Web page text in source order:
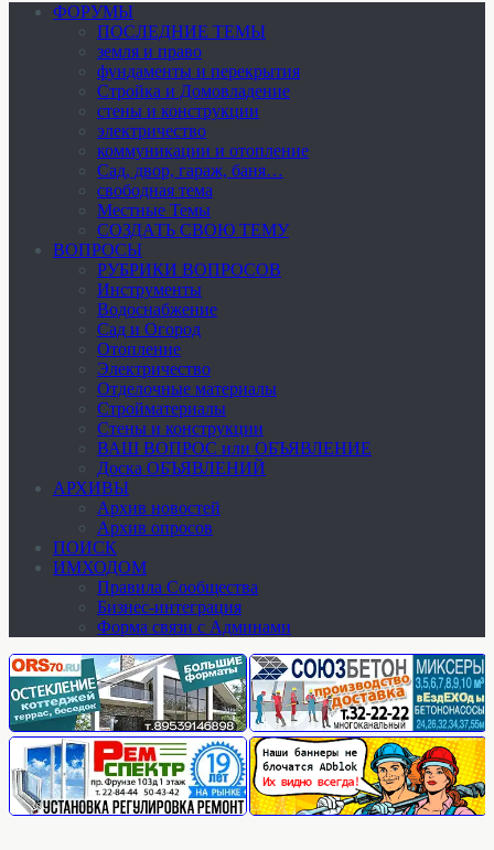
ФОРУМЫ
ПОСЛЕДНИЕ ТЕМЫ
земля и право
фундаменты и перекрытия
Стройка и Домовладение
стены и конструкции
электричество
коммуникации и отопление
Cад, двор, гараж, баня…
свободная тема
Местные Темы
СОЗДАТЬ СВОЮ ТЕМУ
ВОПРОСЫ
РУБРИКИ ВОПРОСОВ
Инструменты
Водоснабжение
Сад и Огород
Отопление
Электричество
Отделочные материалы
Стройматериалы
Стены и конструкции
ВАШ ВОПРОС или ОБЪЯВЛЕНИЕ
Доска ОБЪЯВЛЕНИЙ
АРХИВЫ
Архив новостей
Архив опросов
ПОИСК
ИМХОДОМ
Правила Сообщества
Бизнес-интеграция
Форма связи с Админами